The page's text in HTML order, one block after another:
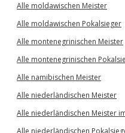
Alle moldawischen Meister
Alle moldawischen Pokalsieger
Alle montenegrinischen Meister
Alle montenegrinischen
Alle namibischen Meister
Alle niederländischen Meister
Alle niederländischen Meister
Alle niederländischen